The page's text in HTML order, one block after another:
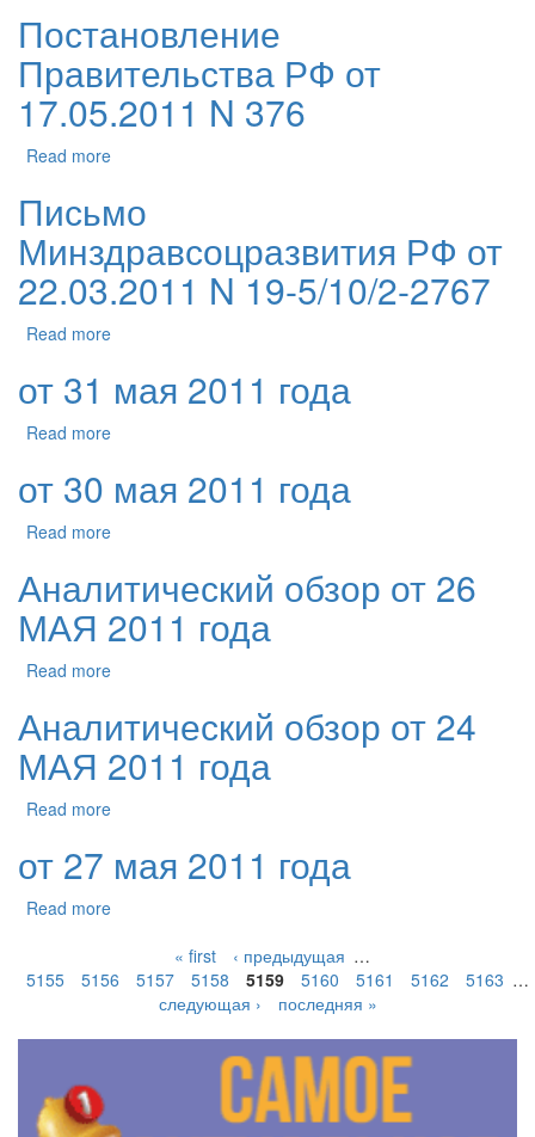
Постановление
Правительства РФ от
17.05.2011 N 376
Read more
Письмо
Минздравсоцразвития РФ от
22.03.2011 N 19-5/10/2-2767
Read more
от 31 мая 2011 года
Read more
от 30 мая 2011 года
Read more
Аналитический обзор от 26
МАЯ 2011 года
Read more
Аналитический обзор от 24
МАЯ 2011 года
Read more
от 27 мая 2011 года
Read more
« first
‹ предыдущая …
5155
5156 5157 5158 5159 5160 5161 5162 5163 …
следующая ›
последняя »